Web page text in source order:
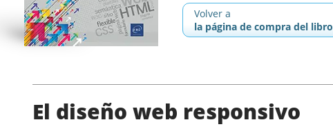
Volver a
la página de compra del libro
El diseño web responsivo